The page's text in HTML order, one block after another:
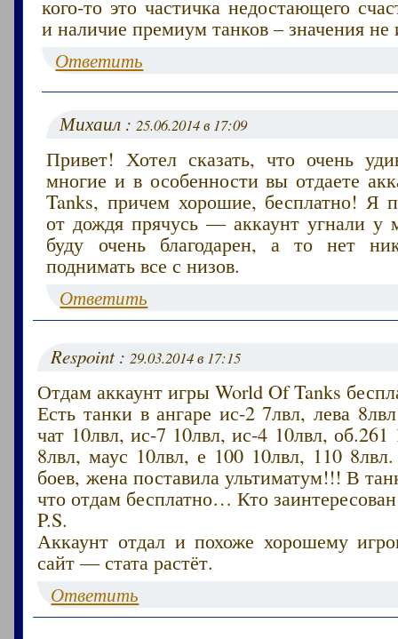
кого-то это частичка недостающего
и наличие премиум танков – значения не
Ответить
Михаил :25.06.2014 в 17:09
Привет! Хотел сказать, что очень
многие и в особенности вы отдаете
Tanks, причем хорошие, бесплатно! Я
от дождя прячусь — аккаунт угнали у
буду очень благодарен, а то нет
поднимать все с низов.
Ответить
Respoint :29.03.2014 в 17:15
Отдам аккаунт игры World Of Tanks
Есть танки в ангаре ис-2 7лвл, лева
чат 10лвл, ис-7 10лвл, ис-4 10лвл,
8лвл, маус 10лвл, е 100 10лвл, 110
боев, жена поставила ультиматум!!! В
что отдам бесплатно… Кто
P.S.
Аккаунт отдал и похоже хорошему
сайт — стата растёт.
Ответить